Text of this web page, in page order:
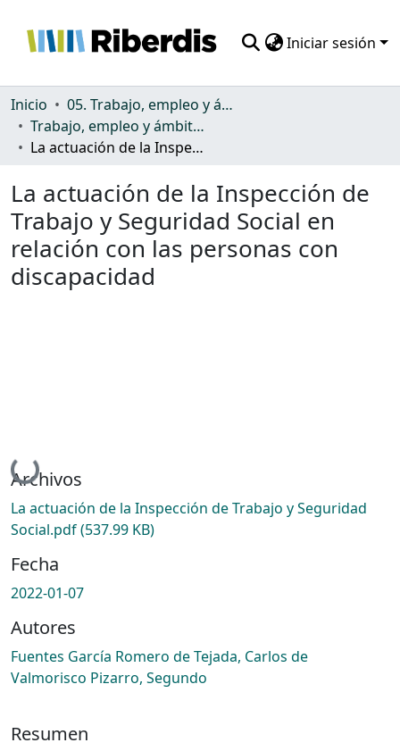
Iniciar sesión
Comunidades
Todo DSpace
Inicio
05. Trabajo, empleo y ámbito productivo
Trabajo, empleo y ámbito productivo
La actuación de la Inspección de Trabajo y Seguridad Social en relación con las personas con discapacidad
La actuación de la Inspección de
Trabajo y Seguridad Social en
relación con las personas con
discapacidad
Cargando...
Archivos
La actuación de la Inspección de Trabajo y Seguridad
Social.pdf(537.99 KB)
Fecha
2022-01-07
Autores
Fuentes García Romero de Tejada, Carlos de
Valmorisco Pizarro, Segundo
Resumen